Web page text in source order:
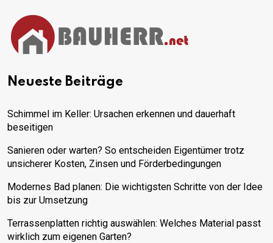
Neueste Beiträge
Schimmel im Keller: Ursachen erkennen und dauerhaft
beseitigen
Sanieren oder warten? So entscheiden Eigentümer trotz
unsicherer Kosten, Zinsen und Förderbedingungen
Modernes Bad planen: Die wichtigsten Schritte von der Idee
bis zur Umsetzung
Terrassenplatten richtig auswählen: Welches Material passt
wirklich zum eigenen Garten?